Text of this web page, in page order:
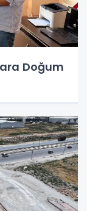
Doğum